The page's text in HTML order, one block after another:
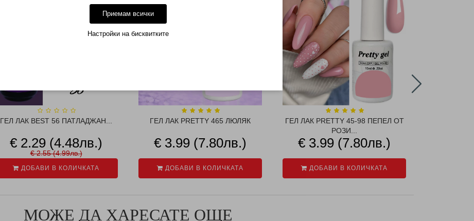
ГЕЛ ЛАК BEST 56 ПАТЛАДЖАН...
€ 2.29 (4.48лв.)
€ 2.55 (4.99лв.)
ДОБАВИ В КОЛИЧКАТА
ГЕЛ ЛАК PRETTY 465 ЛЮЛЯК
€ 3.99 (7.80лв.)
ДОБАВИ В КОЛИЧКАТА
ГЕЛ ЛАК PRETTY 45-98 ПЕПЕЛ ОТ
РОЗИ...
€ 3.99 (7.80лв.)
ДОБАВИ В КОЛИЧКАТА
МОЖЕ ДА ХАРЕСАТЕ ОЩЕ
Приемам всички
Настройки на бисквитките